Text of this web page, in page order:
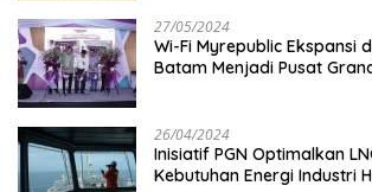
27/05/2024
Wi-Fi Myrepublic Ekspansi
Batam Menjadi Pusat
26/04/2024
Inisiatif PGN Optimalkan
Kebutuhan Energi Industri